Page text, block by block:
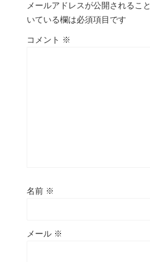
メールアドレスが公開されるこ
いている欄は必須項目です
コメント ※
名前 ※
メール ※